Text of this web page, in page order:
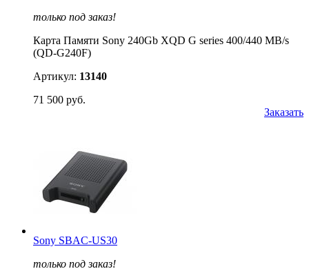
только под заказ!
Карта Памяти Sony 240Gb XQD G series 400/440 MB/s
(QD-G240F)
Артикул: 13140
71 500 руб.
Заказать
Sony SBAC-US30
только под заказ!